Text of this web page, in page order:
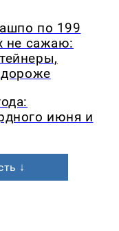
по 199
не сажаю:
дороже
июня и
↓